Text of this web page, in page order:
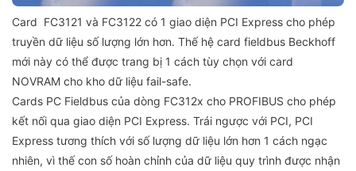
Card FC3121 và FC3122 có 1 giao diện PCI Express cho phép
truyền dữ liệu số lượng lớn hơn. Thế hệ card fieldbus Beckhoff
mới này có thể được trang bị 1 cách tùy chọn với card
NOVRAM cho kho dữ liệu fail-safe.
Cards PC Fieldbus của dòng FC312x cho PROFIBUS cho phép
kết nối qua giao diện PCI Express. Trái ngược với PCI, PCI
Express tương thích với số lượng dữ liệu lớn hơn 1 cách ngạc
nhiên, vì thế con số hoàn chỉnh của dữ liệu quy trình được nhận